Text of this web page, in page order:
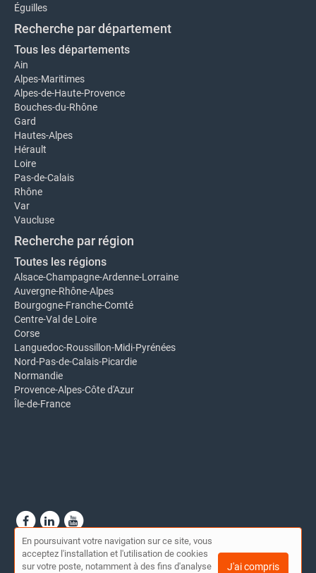
Éguilles
Recherche par département
Tous les départements
Ain
Alpes-Maritimes
Alpes-de-Haute-Provence
Bouches-du-Rhône
Gard
Hautes-Alpes
Hérault
Loire
Pas-de-Calais
Rhône
Var
Vaucluse
Recherche par région
Toutes les régions
Alsace-Champagne-Ardenne-Lorraine
Auvergne-Rhône-Alpes
Bourgogne-Franche-Comté
Centre-Val de Loire
Corse
Languedoc-Roussillon-Midi-Pyrénées
Nord-Pas-de-Calais-Picardie
Normandie
Provence-Alpes-Côte d'Azur
Île-de-France
© Annuaire Coalix 2026 |Plan du site|Mon compte
Conditions générales d'utilisation|Mentions légales
En poursuivant votre navigation sur ce site, vous
acceptez l'installation et l'utilisation de cookies
sur votre poste, notamment à des fins d'analyse
J'ai compris